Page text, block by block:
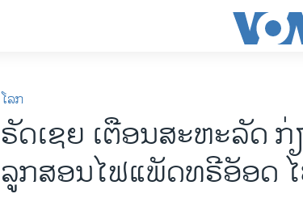
ໂລກ
ຣັດ​ເຊຍ ເຕືອນ​ສະ​ຫະ​ລັດ
ລູກສອນໄຟແພັດທຣີອັອດ